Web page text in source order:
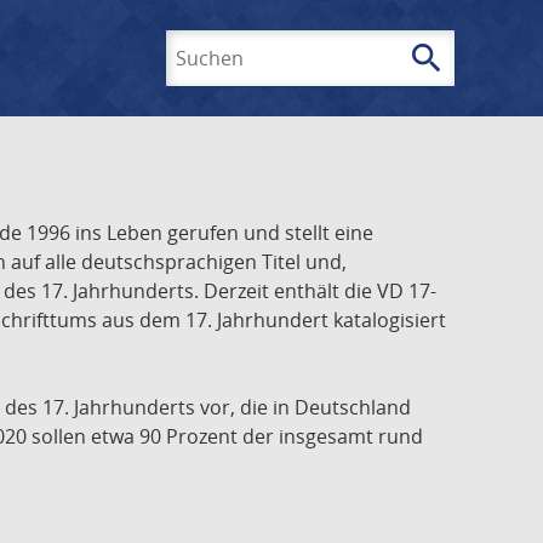
search
1996 ins Leben gerufen und stellt eine
alle deutschsprachigen Titel und,
17. Jahrhunderts. Derzeit enthält die VD 17-
aus dem 17. Jahrhundert katalogisiert
17. Jahrhunderts vor, die in Deutschland
sollen etwa 90 Prozent der insgesamt rund